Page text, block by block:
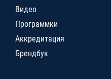
Видео
Программки
Аккредитация
Брендбук